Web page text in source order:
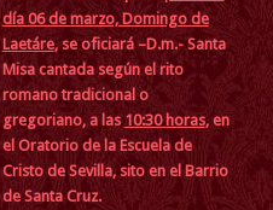
día 06 de marzo, Domingo de
Laetáre, se oficiará –D.m.- Santa
Misa cantada según el rito
romano tradicional o
gregoriano, a las 10:30 horas, en
el Oratorio de la Escuela de
Cristo de Sevilla, sito en el Barrio
de Santa Cruz.